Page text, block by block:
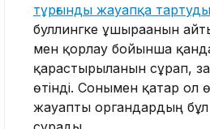
тұрғынды жауапқа тартуды
буллингке ұшырағанын
мен қорлау бойынша
қарастырылғанын сұрап,
өтінді. Сонымен қатар ол
жауапты органдардың